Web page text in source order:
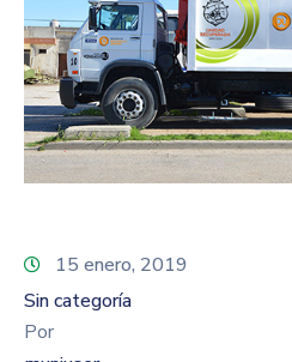
15 enero, 2019
Sin categoría
Por